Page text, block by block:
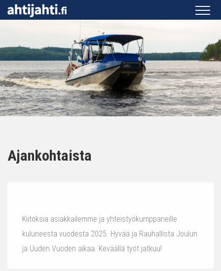
Ajankohtaista
Kiitoksia asiakkailemme ja yhteistyökumppaneille
kuluneesta vuodesta 2025. Hyvää ja Rauhallista Joulun
ja Uuden Vuoden aikaa. Keväällä työt jatkuu!